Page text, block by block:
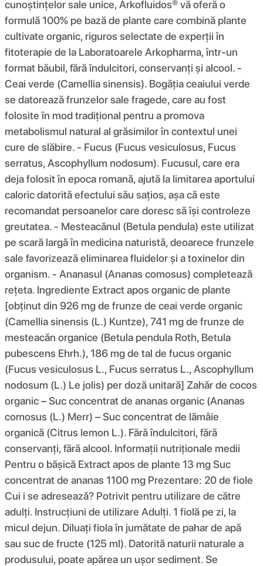
cunoștințelor sale unice, Arkofluidos® vă oferă o
formulă 100% pe bază de plante care combină plante
cultivate organic, riguros selectate de experții în
fitoterapie de la Laboratoarele Arkopharma, într-un
format băubil, fără îndulcitori, conservanți și alcool. -
Ceai verde (Camellia sinensis). Bogăția ceaiului verde
se datorează frunzelor sale fragede, care au fost
folosite în mod tradițional pentru a promova
metabolismul natural al grăsimilor în contextul unei
cure de slăbire. - Fucus (Fucus vesiculosus, Fucus
serratus, Ascophyllum nodosum). Fucusul, care era
deja folosit în epoca romană, ajută la limitarea aportului
caloric datorită efectului său sațios, așa că este
recomandat persoanelor care doresc să își controleze
greutatea. - Mesteacănul (Betula pendula) este utilizat
pe scară largă în medicina naturistă, deoarece frunzele
sale favorizează eliminarea fluidelor și a toxinelor din
organism. - Ananasul (Ananas comosus) completează
rețeta. Ingrediente Extract apos organic de plante
[obținut din 926 mg de frunze de ceai verde organic
(Camellia sinensis (L.) Kuntze), 741 mg de frunze de
mesteacăn organice (Betula pendula Roth, Betula
pubescens Ehrh.), 186 mg de tal de fucus organic
(Fucus vesiculosus L., Fucus serratus L., Ascophyllum
nodosum (L.) Le jolis) per doză unitară] Zahăr de cocos
organic – Suc concentrat de ananas organic (Ananas
comosus (L.) Merr) – Suc concentrat de lămâie
organică (Citrus lemon L.). Fără îndulcitori, fără
conservanți, fără alcool. Informații nutriționale medii
Pentru o bășică Extract apos de plante 13 mg Suc
concentrat de ananas 1100 mg Prezentare: 20 de fiole
Cui i se adresează? Potrivit pentru utilizare de către
adulți. Instrucțiuni de utilizare Adulți. 1 fiolă pe zi, la
micul dejun. Diluați fiola în jumătate de pahar de apă
sau suc de fructe (125 ml). Datorită naturii naturale a
produsului, poate apărea un ușor sediment. Se